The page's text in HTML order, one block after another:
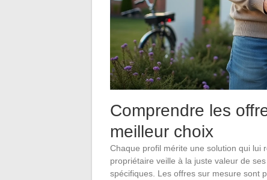
Comprendre les
meilleur choix
Chaque profil mérite une solution qui lui
propriétaire veille à la juste valeur de
spécifiques. Les offres sur mesure sont